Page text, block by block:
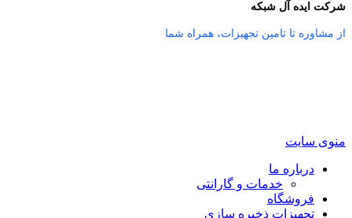
شرکت ایده آل شبکه
از مشاوره تا تامین تجهیزات، همراه شما
منوی سایت
درباره ما
خدمات و گارانتی
فروشگاه
تجهیزات ذخیره سازی